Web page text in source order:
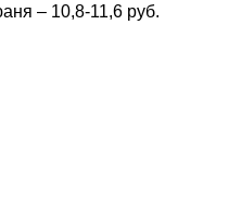
– 10,8-11,6 руб.